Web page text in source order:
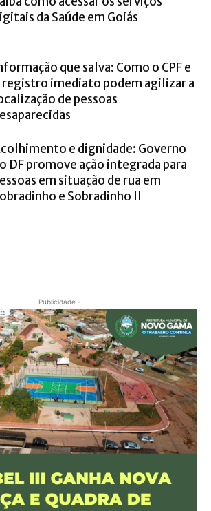
da Saúde em Goiás
que salva: Como o CPF e
registro imediato podem agilizar a
de pessoas
e dignidade: Governo
DF promove ação integrada para
em situação de rua em
e Sobradinho II
- Publicidade -